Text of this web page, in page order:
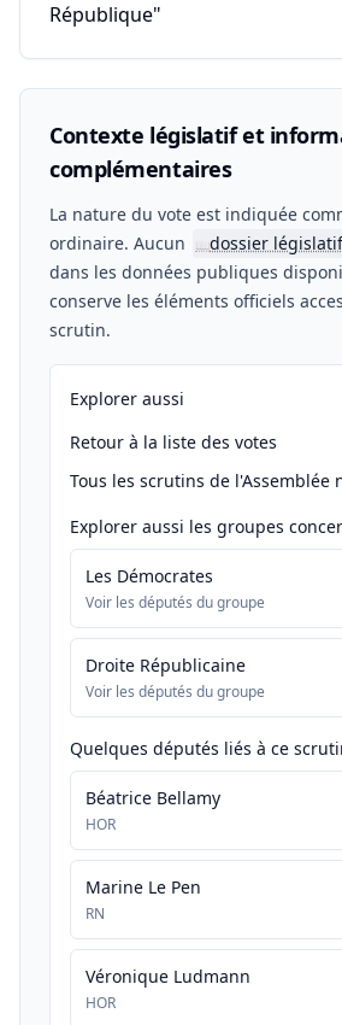
République"
Contexte législatif et
complémentaires
La nature du vote est indiquée
ordinaire. Aucun
📖dossier législatif
dans les données publiques
conserve les éléments officiels
scrutin.
Explorer aussi
Retour à la liste des votes
Tous les scrutins de l'Assemblée
Explorer aussi les groupes
Les Démocrates
Voir les députés du groupe
Droite Républicaine
Voir les députés du groupe
Quelques députés liés à ce
Béatrice Bellamy
HOR
Marine Le Pen
RN
Véronique Ludmann
HOR